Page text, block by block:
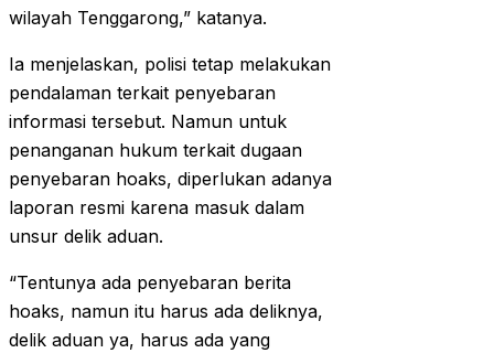
wilayah Tenggarong,” katanya.
Ia menjelaskan, polisi tetap melakukan
pendalaman terkait penyebaran
informasi tersebut. Namun untuk
penanganan hukum terkait dugaan
penyebaran hoaks, diperlukan adanya
laporan resmi karena masuk dalam
unsur delik aduan.
“Tentunya ada penyebaran berita
hoaks, namun itu harus ada deliknya,
delik aduan ya, harus ada yang